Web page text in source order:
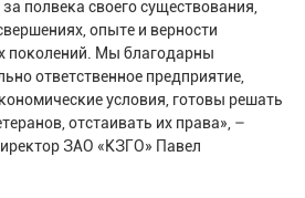
за полвека своего существования,
опыте и верности
поколений. Мы благодарны
ответственное предприятие,
условия, готовы решать
отстаивать их права», –
ЗАО «КЗГО» Павел